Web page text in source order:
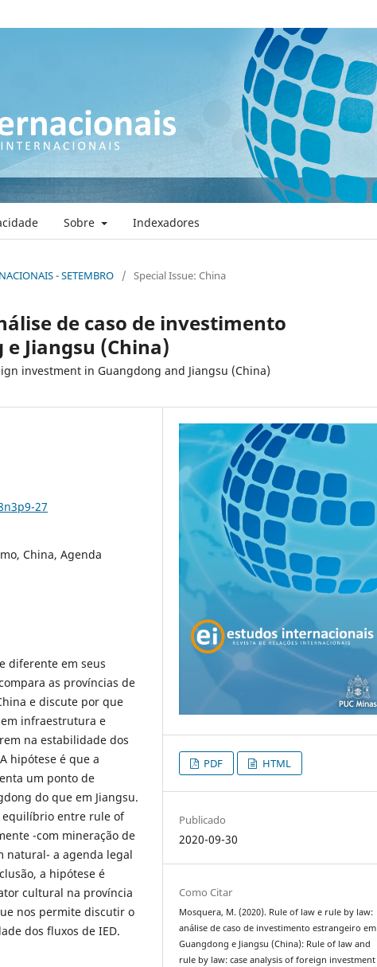
Sobre Indexadores
- SETEMBRO / Special Issue: China
de caso de investimento
Jiangsu (China)
investment in Guangdong and Jiangsu (China)
27
China, Agenda
diferente em seus
as províncias de
e discute por que
infraestrutura e
na estabilidade dos
hipótese é que a
um ponto de
do que em Jiangsu.
equilíbrio entre rule of
-com mineração de
natural- a agenda legal
a hipótese é
cultural na província
nos permite discutir o
dos fluxos de IED.
PDF HTML
Publicado
2020-09-30
Como Citar
Mosquera, M. (2020). Rule of law e rule by law:
análise de caso de investimento estrangeiro em
Guangdong e Jiangsu (China): Rule of law and
rule by law: case analysis of foreign investment